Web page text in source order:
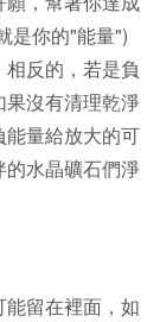
是你的"能量")
相反的，若是負
沒有清理乾淨
能量給放大的可
水晶礦石們淨
留在裡面，如